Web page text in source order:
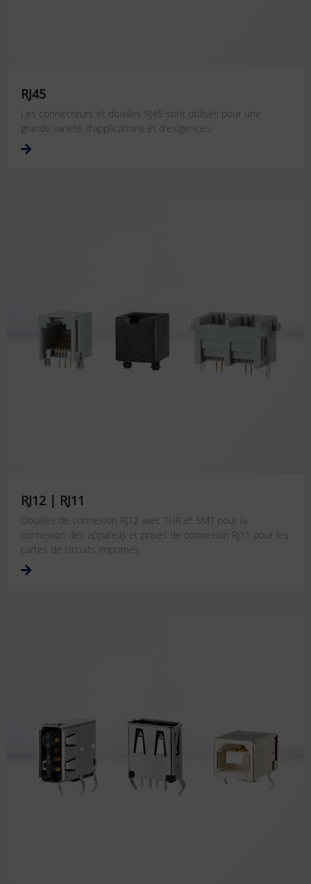
RJ45
Les connecteurs et douilles RJ45 sont utilisés pour une
grande variété d'applications et d'exigences.
RJ12 | RJ11
Douilles de connexion RJ12 avec THR et SMT pour la
connexion des appareils et prises de connexion RJ11 pour les
cartes de circuits imprimés.